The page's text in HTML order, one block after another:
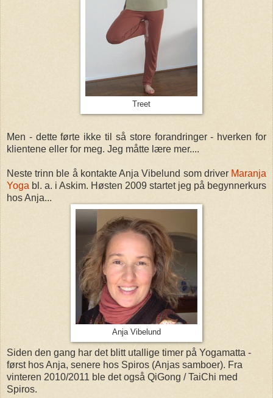
Treet
Men - dette førte ikke til så store forandringer - hverken for
klientene eller for meg. Jeg måtte lære mer....
Neste trinn ble å kontakte Anja Vibelund som driver Maranja
Yoga bl. a. i Askim. Høsten 2009 startet jeg på begynnerkurs
hos Anja...
Anja Vibelund
Siden den gang har det blitt utallige timer på Yogamatta -
først hos Anja, senere hos Spiros (Anjas samboer). Fra
vinteren 2010/2011 ble det også QiGong / TaiChi med
Spiros.